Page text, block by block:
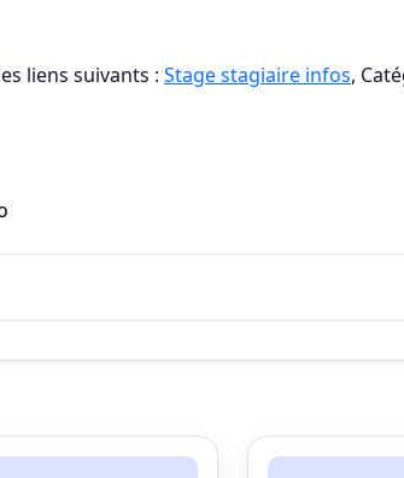
liens suivants : Stage stagiaire infos,